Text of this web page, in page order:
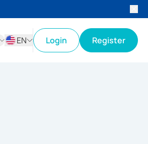
EN
Login Register